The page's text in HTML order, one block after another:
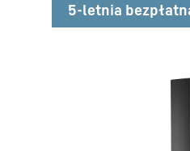
5-letnia